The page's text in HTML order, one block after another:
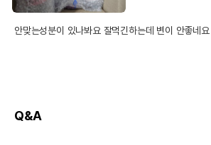
또는 소비자상담 관련
어바웃펫//1644-9601
안맞는성분이 있나봐요 잘먹긴하는데 변이 안좋네요
Q&A